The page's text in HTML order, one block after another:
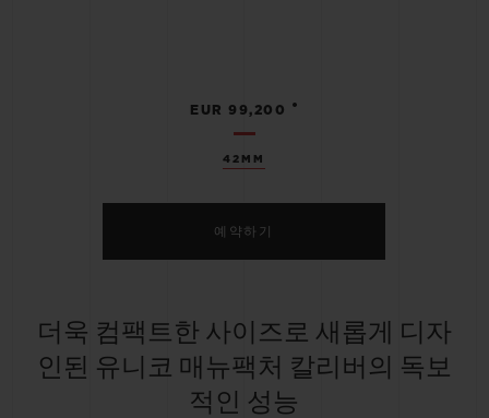
42MM
EUR 99,200 •
예약하기
더욱 컴팩트한 사이즈로 새롭게 디자
인된 유니코 매뉴팩처 칼리버의 독보
적인 성능